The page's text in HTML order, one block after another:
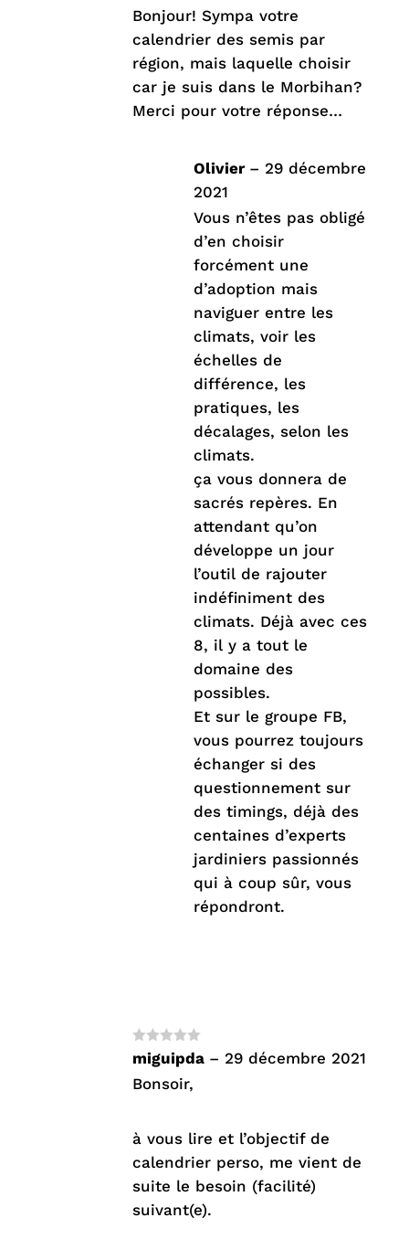
Bonjour! Sympa votre
calendrier des semis par
région, mais laquelle choisir
car je suis dans le Morbihan?
Merci pour votre réponse…
Olivier – 29 décembre
2021
Vous n’êtes pas obligé
d’en choisir
forcément une
d’adoption mais
naviguer entre les
climats, voir les
échelles de
différence, les
pratiques, les
décalages, selon les
climats.
ça vous donnera de
sacrés repères. En
attendant qu’on
développe un jour
l’outil de rajouter
indéfiniment des
climats. Déjà avec ces
8, il y a tout le
domaine des
possibles.
Et sur le groupe FB,
vous pourrez toujours
échanger si des
questionnement sur
des timings, déjà des
centaines d’experts
jardiniers passionnés
qui à coup sûr, vous
répondront.
Note4
sur 5
miguipda – 29 décembre 2021
Bonsoir,
à vous lire et l’objectif de
calendrier perso, me vient de
suite le besoin (facilité)
suivant(e).